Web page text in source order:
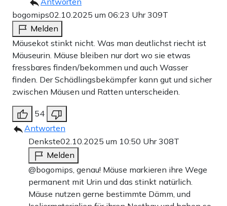
bogomips02.10.2025 um 06:23 Uhr309T
Melden
Mäusekot stinkt nicht. Was man deutlichst riecht ist
Mäuseurin. Mäuse bleiben nur dort wo sie etwas
fressbares finden/bekommen und auch Wasser
finden. Der Schädlingsbekämpfer kann gut und sicher
zwischen Mäusen und Ratten unterscheiden.
54
Antworten
Denkste02.10.2025 um 10:50 Uhr308T
Melden
@bogomips, genau! Mäuse markieren ihre Wege
permanent mit Urin und das stinkt natürlich.
Mäuse nutzen gerne bestimmte Dämm, und